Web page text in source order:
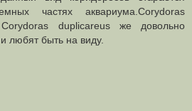
частях аквариума.Corydoras
duplicareus же довольно
любят быть на виду.